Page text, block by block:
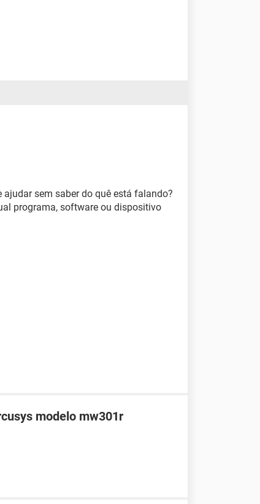
sem saber do quê está falando?
programa, software ou dispositivo
modelo mw301r